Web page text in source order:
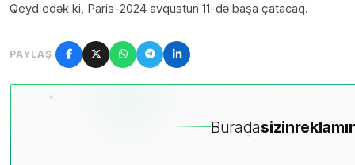
Qeyd edək ki, Paris-2024 avqustun 11-də başa çatacaq.
PAYLAŞ
Buradasizin